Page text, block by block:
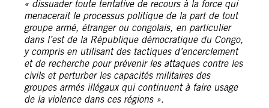
« dissuader toute tentative de recours à la force qui
menacerait le processus politique de la part de tout
groupe armé, étranger ou congolais, en particulier
dans l’est de la République démocratique du Congo,
y compris en utilisant des tactiques d’encerclement
et de recherche pour prévenir les attaques contre les
civils et perturber les capacités militaires des
groupes armés illégaux qui continuent à faire usage
de la violence dans ces régions ».